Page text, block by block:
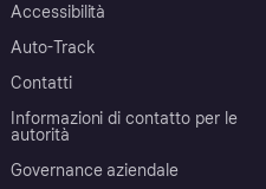
Accessibilità
Auto-Track
Contatti
Informazioni di contatto per le
autorità
Governance aziendale